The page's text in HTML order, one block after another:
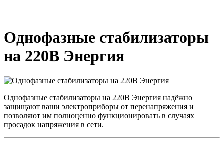
Однофазные стабилизаторы
на 220В Энергия
Однофазные стабилизаторы на 220В Энергия надёжно
защищают ваши электроприборы от перенапряжения и
позволяют им полноценно функционировать в случаях
просадок напряжения в сети.